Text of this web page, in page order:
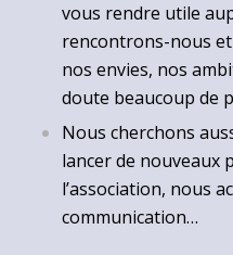
vous rendre utile
rencontrons-nous
nos envies, nos
doute beaucoup de
Nous cherchons
lancer de nouveaux
l’association, nous
communication…